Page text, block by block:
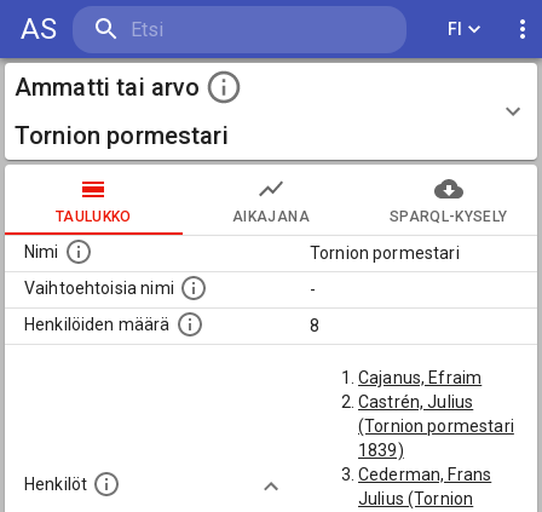
AS FI
Ammatti tai arvo
Tornion pormestari
TAULUKKO AIKAJANA SPARQL-KYSELY
Nimi
Tornion pormestari
Vaihtoehtoisia nimi
-
Henkilöiden määrä
8
Henkilöt
Cajanus, Efraim
Castrén, Julius
(Tornion pormestari
1839)
Cederman, Frans
Julius (Tornion